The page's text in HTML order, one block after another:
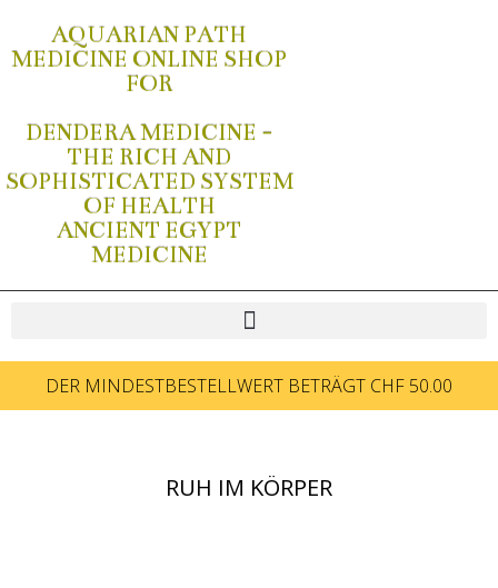
AQUARIAN PATH
MEDICINE ONLINE SHOP
FOR
DENDERA MEDICINE -
THE RICH AND
SOPHISTICATED SYSTEM
OF HEALTH
ANCIENT EGYPT
MEDICINE
DER MINDESTBESTELLWERT BETRÄGT CHF 50.00
RUH IM KÖRPER